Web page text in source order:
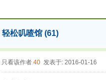
轻松叽喳馆 (61)
只看该作者 40 发表于: 2016-01-16